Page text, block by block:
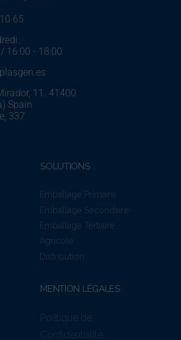
65
16:00 - 18:00
11. 41400
Spain
337
SOLUTIONS
Emballage Primaire
Emballage Secondaire
Emballage Tertiaire
Agricole
Distribution
MENTION LÉGALES
Politique de
Confidentialité